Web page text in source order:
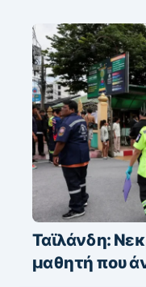
Ταϊλάνδη:
μαθητή που